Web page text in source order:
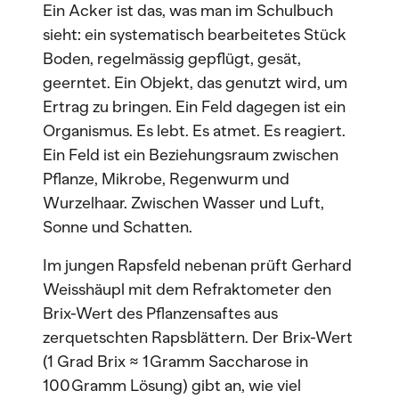
Ein Acker ist das, was man im Schulbuch
sieht: ein systematisch bearbeitetes Stück
Boden, regelmässig gepflügt, gesät,
geerntet. Ein Objekt, das genutzt wird, um
Ertrag zu bringen. Ein Feld dagegen ist ein
Organismus. Es lebt. Es atmet. Es reagiert.
Ein Feld ist ein Beziehungsraum zwischen
Pflanze, Mikrobe, Regenwurm und
Wurzelhaar. Zwischen Wasser und Luft,
Sonne und Schatten.
Im jungen Rapsfeld nebenan prüft Gerhard
Weisshäupl mit dem Refraktometer den
Brix-Wert des Pflanzensaftes aus
zerquetschten Rapsblättern. Der Brix-Wert
(1 Grad Brix ≈ 1 Gramm Saccharose in
100 Gramm Lösung) gibt an, wie viel